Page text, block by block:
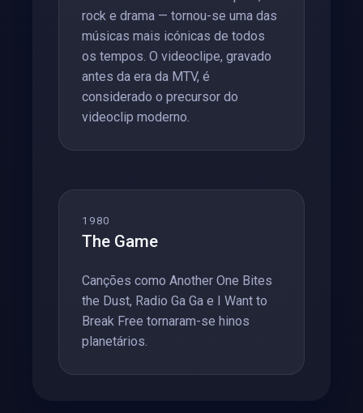
rock e drama — tornou-se uma das
músicas mais icónicas de todos
os tempos. O videoclipe, gravado
antes da era da MTV, é
considerado o precursor do
videoclip moderno.
1980
The Game
Canções como Another One Bites
the Dust, Radio Ga Ga e I Want to
Break Free tornaram-se hinos
planetários.